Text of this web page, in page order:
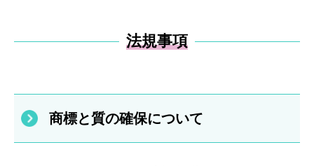
法規事項
商標と質の確保について